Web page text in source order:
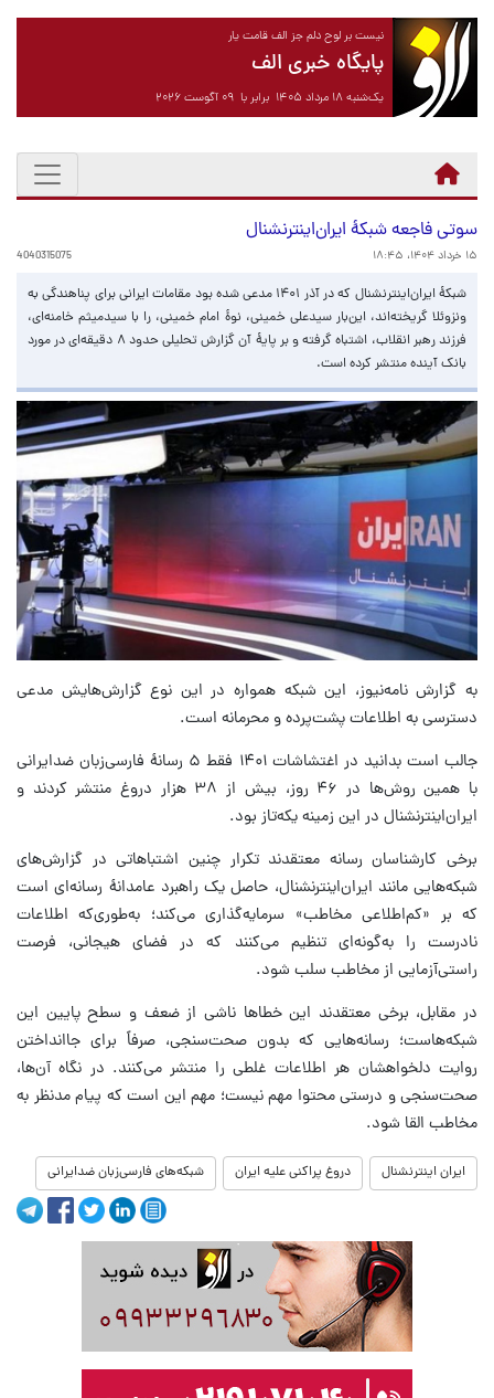
نیست بر لوح دلم جز الف قامت یار
پایگاه خبری الف
یک‌شنبه ۱۸ مرداد ۱۴۰۵ برابر با ۰۹ آگوست ۲۰۲۶
سوتی فاجعه شبکۀ ایران‌اینترنشنال
۱۵ خرداد ۱۴۰۴، ۱۸:۴۵ 4040315075
شبکۀ ایران‌اینترنشنال که در آذر ۱۴۰۱ مدعی شده بود مقامات ایرانی برای پناهندگی به
ونزوئلا گریخته‌اند، این‌بار سیدعلی خمینی، نوۀ امام خمینی، را با سیدمیثم خامنه‌ای،
فرزند رهبر انقلاب، اشتباه گرفته و بر پایۀ آن گزارش تحلیلی حدود ۸ دقیقه‌ای در مورد
بانک آینده منتشر کرده است.
به گزارش نامه‌نیوز، این شبکه همواره در این نوع گزارش‌هایش مدعی
دسترسی به اطلاعات پشت‌پرده و محرمانه است.
جالب است بدانید در اغتشاشات ۱۴۰۱ فقط ۵ رسانۀ فارسی‌زبان ضدایرانی
با همین روش‌ها در ۴۶ روز، بیش از ۳۸ هزار دروغ منتشر کردند و
ایران‌اینترنشنال در این زمینه یکه‌تاز بود.
برخی کارشناسان رسانه معتقدند تکرار چنین اشتباهاتی در گزارش‌های
شبکه‌هایی مانند ایران‌اینترنشنال، حاصل یک راهبرد عامدانۀ رسانه‌ای است
که بر «کم‌اطلاعی مخاطب» سرمایه‌گذاری می‌کند؛ به‌طوری‌که اطلاعات
نادرست را به‌گونه‌ای تنظیم می‌کنند که در فضای هیجانی، فرصت
راستی‌آزمایی از مخاطب سلب شود.
در مقابل، برخی معتقدند این خطاها ناشی از ضعف و سطح پایین این
شبکه‌هاست؛ رسانه‌هایی که بدون صحت‌سنجی، صرفاً برای جاانداختن
روایت دلخواهشان هر اطلاعات غلطی را منتشر می‌کنند. در نگاه آن‌ها،
صحت‌سنجی و درستی محتوا مهم نیست؛ مهم این است که پیام مدنظر به
مخاطب القا شود.
ایران اینترنشنال دروغ پراکنی علیه ایران شبکه‌های فارسی‌زبان ضدایرانی